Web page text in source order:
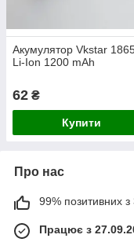
Акумулятор Vkstar
Li-Ion 1200 mAh
62 ₴
Купити
Про нас
99% позитивних з
Працює з